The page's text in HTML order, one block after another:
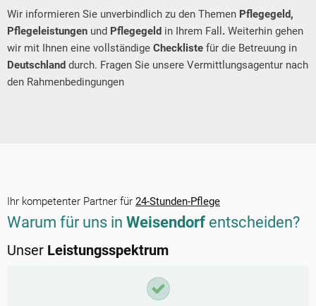
Wir informieren Sie unverbindlich zu den Themen Pflegegeld,
Pflegeleistungen und Pflegegeld in Ihrem Fall . Weiterhin gehen
wir mit Ihnen eine vollständige Checkliste für die Betreuung in
Deutschland durch. Fragen Sie unsere Vermittlungsagentur nach
den Rahmenbedingungen
Ihr kompetenter Partner für 24-Stunden-Pflege
Warum für uns in Weisendorf entscheiden?
Unser Leistungsspektrum